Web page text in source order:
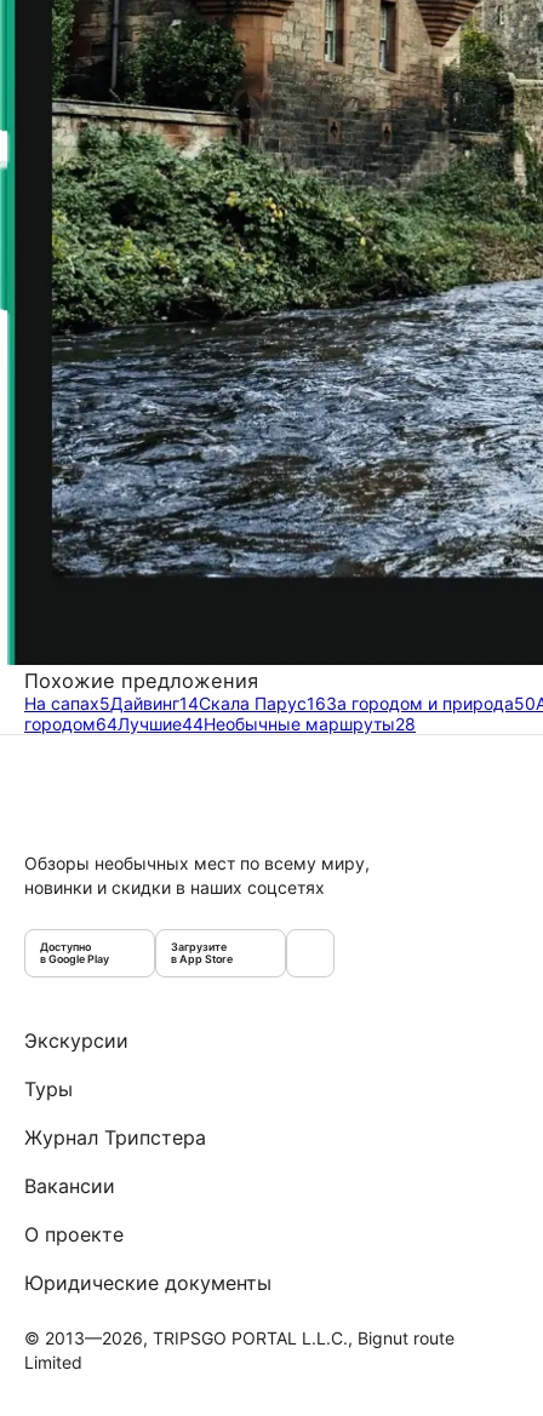
Похожие предложения
На сапах5Дайвинг14Скала Парус16За городом и природа50
городом64Лучшие44Необычные маршруты28
Обзоры необычных мест по всему миру,
новинки и скидки в наших соцсетях
Доступно
в Google Play
Загрузите
в App Store
Экскурсии
Туры
Журнал Трипстера
Вакансии
О проекте
Юридические документы
© 2013—2026, TRIPSGO PORTAL L.L.C., Bignut route
Limited